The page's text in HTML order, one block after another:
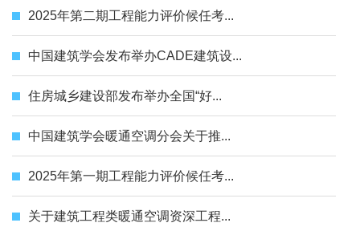
2025年第二期工程能力评价候任考...
中国建筑学会发布举办CADE建筑设...
住房城乡建设部发布举办全国“好...
中国建筑学会暖通空调分会关于推...
2025年第一期工程能力评价候任考...
关于建筑工程类暖通空调资深工程...